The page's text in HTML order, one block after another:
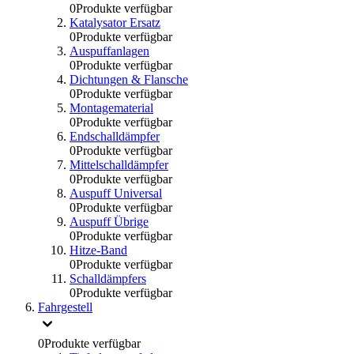
0Produkte verfügbar
Katalysator Ersatz
0Produkte verfügbar
Auspuffanlagen
0Produkte verfügbar
Dichtungen & Flansche
0Produkte verfügbar
Montagematerial
0Produkte verfügbar
Endschalldämpfer
0Produkte verfügbar
Mittelschalldämpfer
0Produkte verfügbar
Auspuff Universal
0Produkte verfügbar
Auspuff Übrige
0Produkte verfügbar
Hitze-Band
0Produkte verfügbar
Schalldämpfers
0Produkte verfügbar
Fahrgestell
0Produkte verfügbar